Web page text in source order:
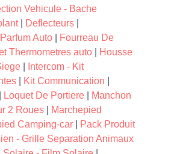
Vehicule - Bache
| Deflecteurs
Auto
Fourreau De
Thermometres auto
Housse
Intercom - Kit
Kit Communication
Loquet De Portiere
Manchon
2 Roues
Marchepied
Camping-car
Pack Produit
- Grille Separation Animaux